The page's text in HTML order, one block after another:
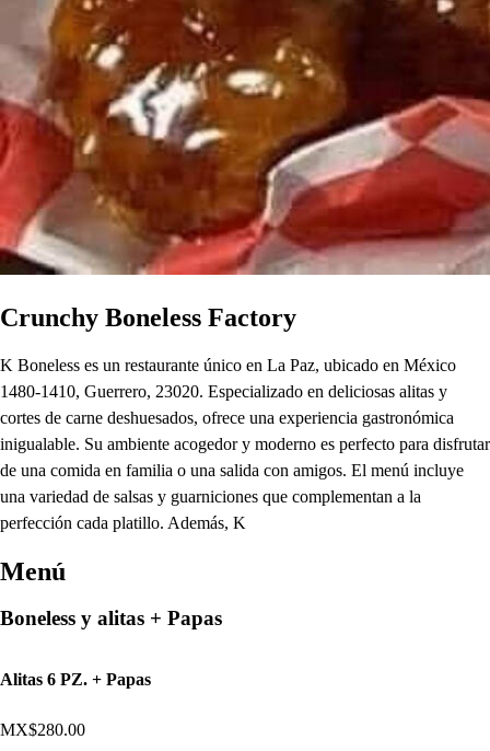
Crunchy Boneless Factory
K Boneless es un restaurante único en La Paz, ubicado en México
1480-1410, Guerrero, 23020. Especializado en deliciosas alitas y
cortes de carne deshuesados, ofrece una experiencia gastronómica
inigualable. Su ambiente acogedor y moderno es perfecto para disfrutar
de una comida en familia o una salida con amigos. El menú incluye
una variedad de salsas y guarniciones que complementan a la
perfección cada platillo. Además, K
Menú
Boneless y alitas + Papas
Alitas 6 PZ. + Papas
MX$280.00